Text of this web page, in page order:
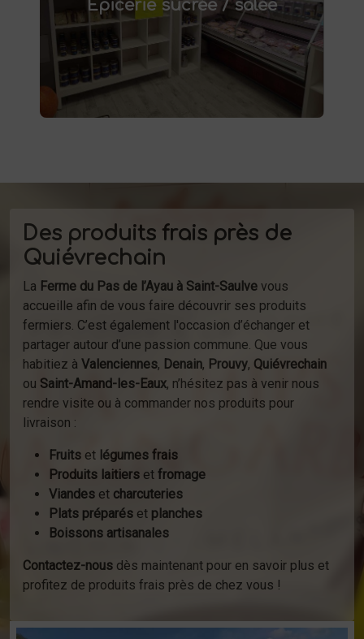
Épicerie sucrée / salée
conserves maison, plats préparés et bien
d'autres produits fermiers vous attendent.
Profitez de la vente directe de
produits
d'épicerie
à la ferme ou de notre service de
livraison.
Des produits frais près de
Quiévrechain
La Ferme du Pas de l’Ayau à Saint-Saulve vous
accueille afin de vous faire découvrir ses produits
fermiers. C’est également l'occasion d’échanger et
partager autour d’une passion commune. Que vous
habitiez à Valenciennes, Denain, Prouvy, Quiévrechain
ou Saint-Amand-les-Eaux, n’hésitez pas à venir nous
rendre visite ou à commander nos produits pour
livraison :
Fruits et légumes frais
Produits laitiers et fromage
Viandes et charcuteries
Plats préparés et planches
Boissons artisanales
Contactez-nous dès maintenant pour en savoir plus et
profitez de produits frais près de chez vous !